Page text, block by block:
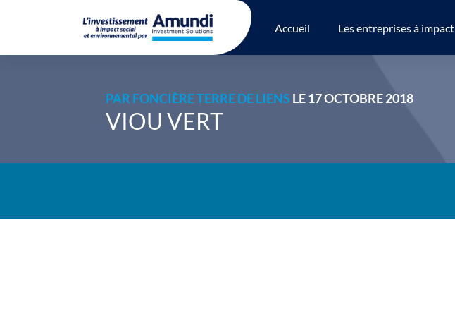
Accueil Les entreprises à impact
PAR FONCIÈRE TERRE DE LIENS LE 17 OCTOBRE 2018
VIOU VERT